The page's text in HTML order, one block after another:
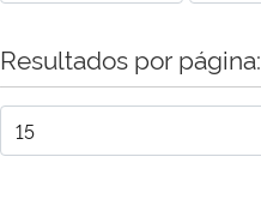
Resultados por página: